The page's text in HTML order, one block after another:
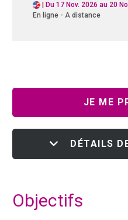
Du 17 Nov. 2026 au 20
En ligne - A distance
JE ME
DÉTAILS
Objectifs